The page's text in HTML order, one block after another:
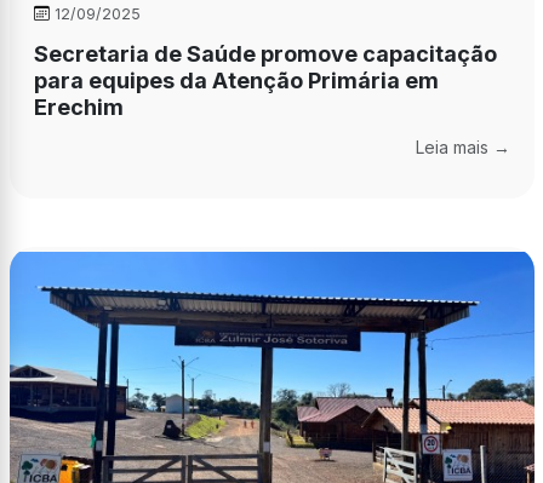
12/09/2025
Secretaria de Saúde promove capacitação
para equipes da Atenção Primária em
Erechim
Leia mais →